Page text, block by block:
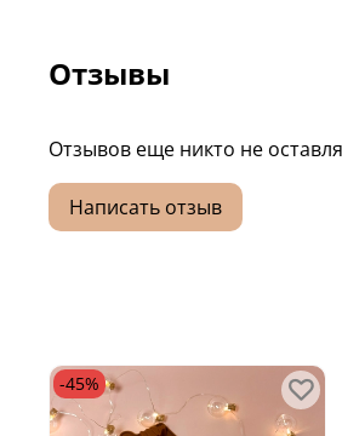
Отзывы
Отзывов еще никто не
Написать отзыв
-45%